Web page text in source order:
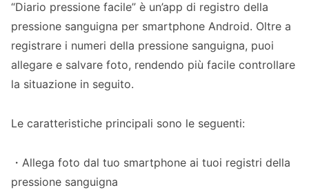
registri della pressione sanguigna?
Questa app di registro della pressione
sanguigna per Android con salvataggio di
foto è consigliata per te se…
sanguigna basata su foto su Android con
“Diario pressione facile” è un’app di registro della
pressione sanguigna per smartphone Android. Oltre a
registrare i numeri della pressione sanguigna, puoi
allegare e salvare foto, rendendo più facile controllare
la situazione in seguito.
Le caratteristiche principali sono le seguenti:
・Allega foto dal tuo smartphone ai tuoi registri della
pressione sanguigna